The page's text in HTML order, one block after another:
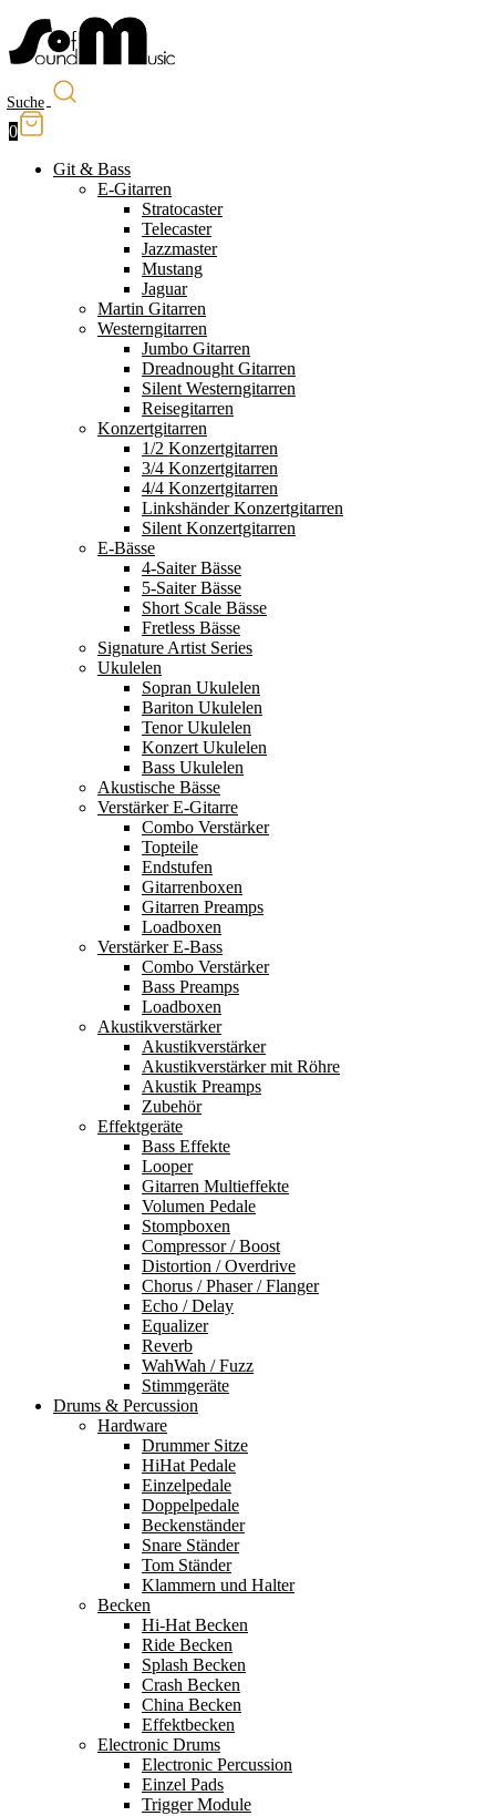
Suche
0
Git & Bass
E-Gitarren
Stratocaster
Telecaster
Jazzmaster
Mustang
Jaguar
Martin Gitarren
Westerngitarren
Jumbo Gitarren
Dreadnought Gitarren
Silent Westerngitarren
Reisegitarren
Konzertgitarren
1/2 Konzertgitarren
3/4 Konzertgitarren
4/4 Konzertgitarren
Linkshänder Konzertgitarren
Silent Konzertgitarren
E-Bässe
4-Saiter Bässe
5-Saiter Bässe
Short Scale Bässe
Fretless Bässe
Signature Artist Series
Ukulelen
Sopran Ukulelen
Bariton Ukulelen
Tenor Ukulelen
Konzert Ukulelen
Bass Ukulelen
Akustische Bässe
Verstärker E-Gitarre
Combo Verstärker
Topteile
Endstufen
Gitarrenboxen
Gitarren Preamps
Loadboxen
Verstärker E-Bass
Combo Verstärker
Bass Preamps
Loadboxen
Akustikverstärker
Akustikverstärker
Akustikverstärker mit Röhre
Akustik Preamps
Zubehör
Effektgeräte
Bass Effekte
Looper
Gitarren Multieffekte
Volumen Pedale
Stompboxen
Compressor / Boost
Distortion / Overdrive
Chorus / Phaser / Flanger
Echo / Delay
Equalizer
Reverb
WahWah / Fuzz
Stimmgeräte
Drums & Percussion
Hardware
Drummer Sitze
HiHat Pedale
Einzelpedale
Doppelpedale
Beckenständer
Snare Ständer
Tom Ständer
Klammern und Halter
Becken
Hi-Hat Becken
Ride Becken
Splash Becken
Crash Becken
China Becken
Effektbecken
Electronic Drums
Electronic Percussion
Einzel Pads
Trigger Module